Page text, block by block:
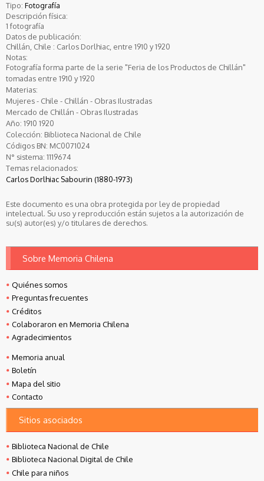
Tipo: Fotografía
Descripción física:
1 fotografía
Datos de publicación:
Chillán, Chile : Carlos Dorlhiac, entre 1910 y 1920
Notas:
Fotografía forma parte de la serie "Feria de los Productos de Chillán"
tomadas entre 1910 y 1920
Materias:
Mujeres - Chile - Chillán - Obras Ilustradas
Mercado de Chillán - Obras Ilustradas
Año: 1910 1920
Colección: Biblioteca Nacional de Chile
Códigos BN: MC0071024
N° sistema: 1119674
Temas relacionados:
Carlos Dorlhiac Sabourin (1880-1973)
Este documento es una obra protegida por ley de propiedad
intelectual. Su uso y reproducción están sujetos a la autorización de
su(s) autor(es) y/o titulares de derechos.
Sobre Memoria Chilena
Quiénes somos
Preguntas frecuentes
Créditos
Colaboraron en Memoria Chilena
Agradecimientos
Memoria anual
Boletín
Mapa del sitio
Contacto
Sitios asociados
Biblioteca Nacional de Chile
Biblioteca Nacional Digital de Chile
Chile para niños